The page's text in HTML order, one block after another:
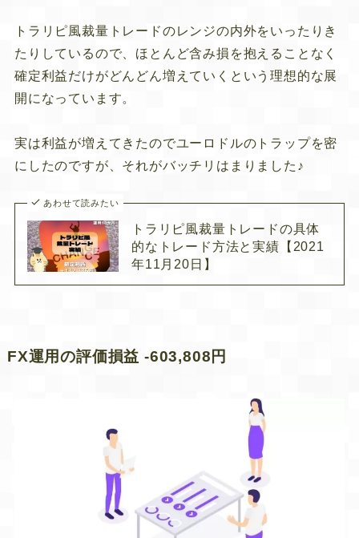
トラリピ風裁量トレードのレンジの内外をいったりき
たりしているので、ほとんど含み損を抱えることなく
確定利益だけがどんどん増えていくという理想的な展
開になっています。
実は利益が増えてきたのでユーロドルのトラップを密
にしたのですが、それがバッチリはまりました♪
あわせて読みたい
トラリピ風裁量トレードの具体
的なトレード方法と実績【2021
年11月20日】
FX運用の評価損益 -603,808円